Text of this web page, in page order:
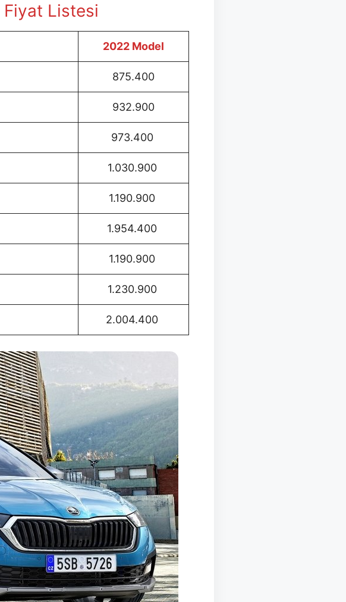
Fiyat Listesi
2022 Model
875.400
932.900
973.400
1.030.900
1.190.900
1.954.400
1.190.900
1.230.900
2.004.400